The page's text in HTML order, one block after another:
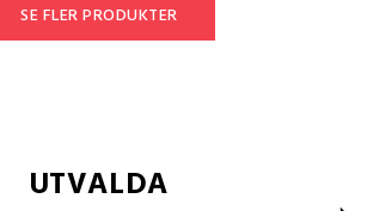
SE FLER PRODUKTER
UTVALDA